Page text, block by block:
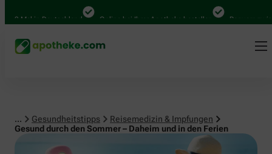
Mal in Deutschland Online bei Ihrer Apotheke bestellen Bequem
... Gesundheitstipps
Reisemedizin & Impfungen
Gesund durch den Sommer – Daheim und in den Ferien
Reisemedizin & Impfungen